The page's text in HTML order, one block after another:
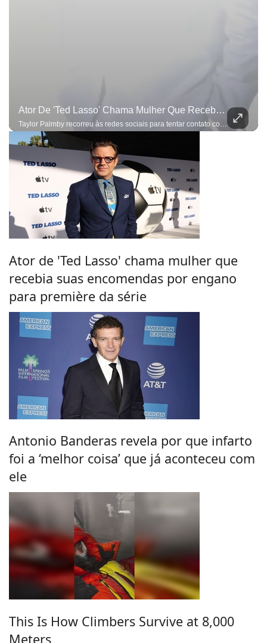
Ator De 'Ted Lasso' Chama Mulher Que Recebia Suas Encomendas Por Engano Para Première Da Série
Taylor Palmby recorreu às redes sociais para tentar contato com Jason Sudeikis
Ator de 'Ted Lasso' chama mulher que
recebia suas encomendas por engano
para première da série
Antonio Banderas revela por que infarto
foi a ‘melhor coisa’ que já aconteceu com
ele
This Is How Climbers Survive at 8,000
Meters